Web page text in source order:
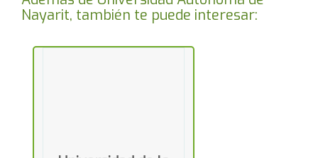
Nayarit, también te puede interesar: